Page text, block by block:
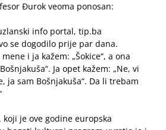
Đurok veoma ponosan:
info portal, tip.ba
se dogodilo prije par dana.
i ja kažem: „Šokice“, a ona
Ja opet kažem: „Ne, vi
ja sam Bošnjakuša“. Da li trebam
je ove godine europska